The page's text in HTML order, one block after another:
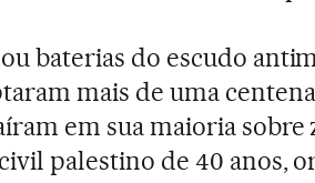
baterias do escudo
mais de uma
em sua maioria sobre
palestino de 40 anos,